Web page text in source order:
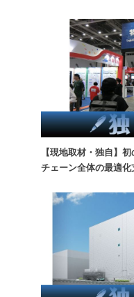
【現地取材・独自】
チェーン全体の最適